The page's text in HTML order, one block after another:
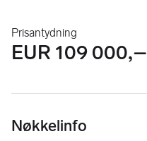
Prisantydning
EUR 109 000,–
Nøkkelinfo